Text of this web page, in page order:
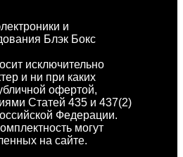
и
Блэк Бокс
исключительно
и ни при каких
офертой,
Статей 435 и 437(2)
Федерации.
могут
на сайте.